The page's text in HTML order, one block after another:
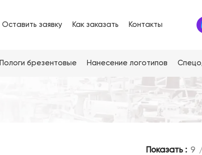
Оставить заявку Как заказать Контакты
Пологи брезентовые Нанесение логотипов
Показать 9